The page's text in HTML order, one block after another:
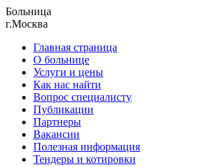
Больница
г.Москва
Главная страница
О больнице
Услуги и цены
Как нас найти
Вопрос специалисту
Публикации
Партнеры
Вакансии
Полезная информация
Тендеры и котировки